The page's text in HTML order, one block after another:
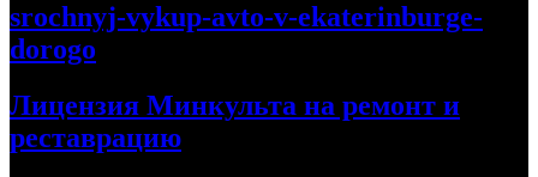
srochnyj-vykup-avto-v-ekaterinburge-
dorogo
Лицензия Минкульта на ремонт и
реставрацию